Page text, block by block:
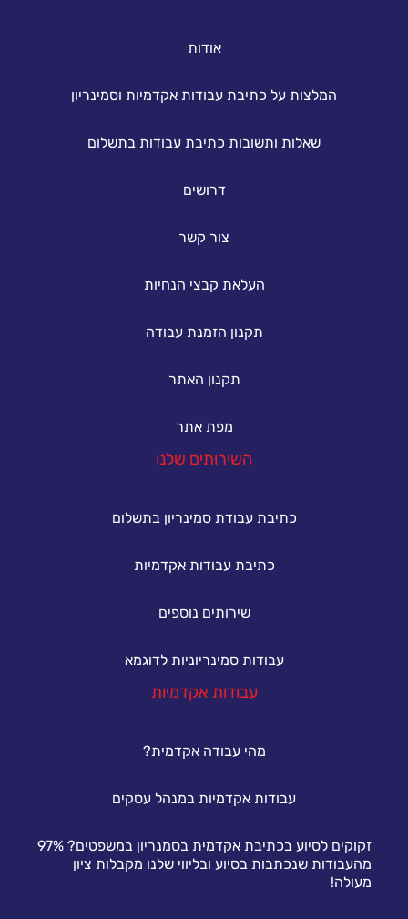
אודות
המלצות על כתיבת עבודות אקדמיות וסמינריון
שאלות ותשובות כתיבת עבודות בתשלום
דרושים
צור קשר
העלאת קבצי הנחיות
תקנון הזמנת עבודה
תקנון האתר
מפת אתר
השירותים שלנו
כתיבת עבודת סמינריון בתשלום
כתיבת עבודות אקדמיות
שירותים נוספים
עבודות סמינריוניות לדוגמא
עבודות אקדמיות
מהי עבודה אקדמית?
עבודות אקדמיות במנהל עסקים
זקוקים לסיוע בכתיבת אקדמית בסמנריון במשפטים? 97%
מהעבודות שנכתבות בסיוע ובליווי שלנו מקבלות ציון
מעולה!